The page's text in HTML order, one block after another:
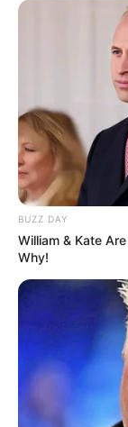
BUZZ DAY
William & Kate
Why!